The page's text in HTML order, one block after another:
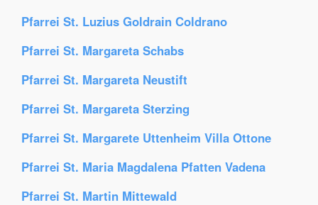
Pfarrei St. Luzius Goldrain Coldrano
Pfarrei St. Margareta Schabs
Pfarrei St. Margareta Neustift
Pfarrei St. Margareta Sterzing
Pfarrei St. Margarete Uttenheim Villa Ottone
Pfarrei St. Maria Magdalena Pfatten Vadena
Pfarrei St. Martin Mittewald